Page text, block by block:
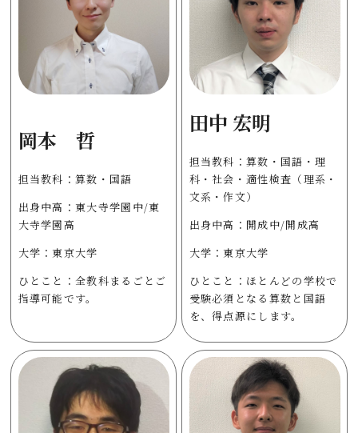
岡本 哲
担当教科：算数・国語
出身中高：東大寺学園中/東
大寺学園高
大学：東京大学
ひとこと：全教科まるごとご
指導可能です。
田中 宏明
担当教科：算数・国語・理
科・社会・適性検査（理系・
文系・作文）
出身中高：開成中/開成高
大学：東京大学
ひとこと：ほとんどの学校で
受験必須となる算数と国語
を、得点源にします。